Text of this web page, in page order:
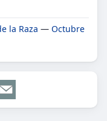
la Raza — Octubre